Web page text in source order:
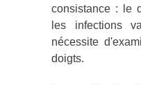
consistance : le
les infections
nécessite
doigts.